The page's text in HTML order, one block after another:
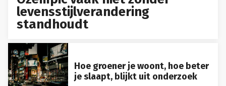
levensstijlverandering
standhoudt
Hoe groener je woont, hoe beter
je slaapt, blijkt uit onderzoek